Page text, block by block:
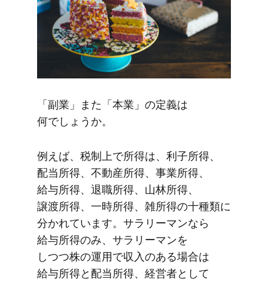
「副業」また​「本業」の​定義は​
何でしょうか。
例えば、​税制上で​所得は、​利子所得、​
配当所得、​不動産所得、​事業所得、​
給与所得、​退職所得、​山林所得、​
譲渡所得、​一時所得、​雑所得の​十種類に​
分かれています。​サラリーマンなら​
給与所得のみ、​サラリーマンを​
しつつ株の​運用で​収入の​ある​場合は​
給与所得と​配当所得、​経営者と​して​